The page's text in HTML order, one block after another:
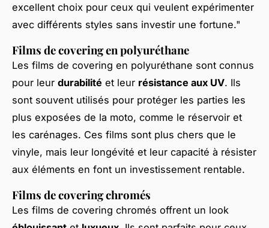
excellent choix pour ceux qui veulent expérimenter
avec différents styles sans investir une fortune."
Films de covering en polyuréthane
Les films de covering en polyuréthane sont connus
pour leur durabilité et leur résistance aux UV. Ils
sont souvent utilisés pour protéger les parties les
plus exposées de la moto, comme le réservoir et
les carénages. Ces films sont plus chers que le
vinyle, mais leur longévité et leur capacité à résister
aux éléments en font un investissement rentable.
Films de covering chromés
Les films de covering chromés offrent un look